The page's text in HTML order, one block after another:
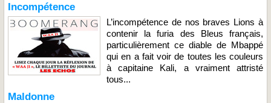
Incompétence
L’incompétence de nos braves Lions à
contenir la furia des Bleus français,
particulièrement ce diable de Mbappé
qui en a fait voir de toutes les couleurs
à capitaine Kali, a vraiment attristé
tous...
Maldonne